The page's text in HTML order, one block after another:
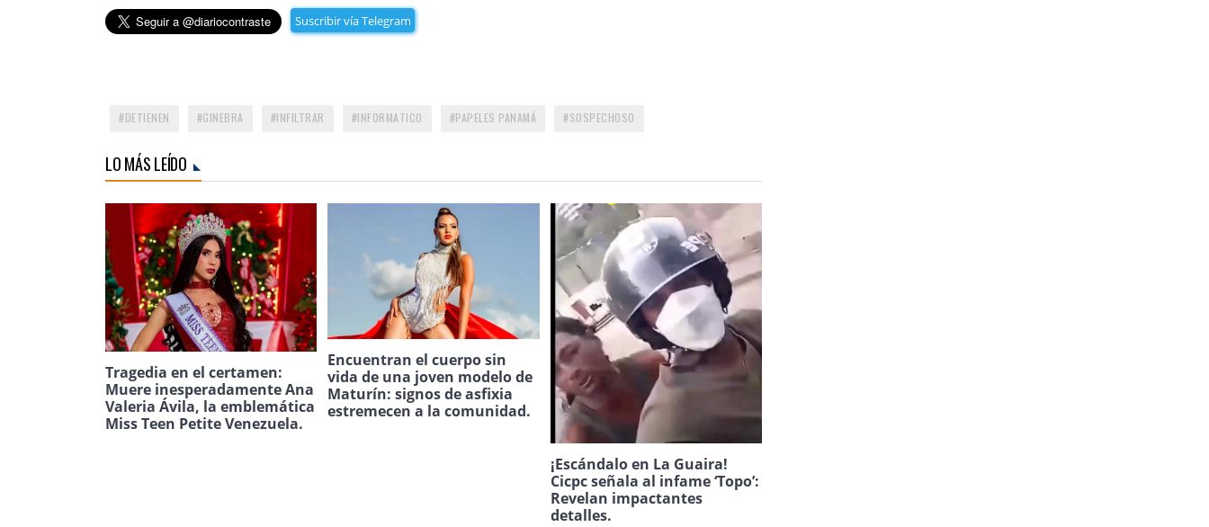
Suscribir vía Telegram
DETIENEN GINEBRA INFILTRAR INFORMATICO PAPELES PANAMÁ SOSPECHOSO
LO MÁS LEÍDO
Tragedia en el certamen:
Muere inesperadamente Ana
Valeria Ávila, la emblemática
Miss Teen Petite Venezuela.
Encuentran el cuerpo sin
vida de una joven modelo de
Maturín: signos de asfixia
estremecen a la comunidad.
¡Escándalo en La Guaira!
Cicpc señala al infame ‘Topo’:
Revelan impactantes
detalles.